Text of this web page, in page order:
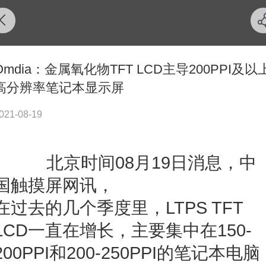
：金属氧化物TFT LCD主导200PPI及以
分辨率笔记本显示屏
08-19
北京时间08月19日消息，中
触摸屏网讯，
过去的几个季度里，LTPS TFT
一直在增长，主要集中在150-
和200-250PPI的笔记本电脑